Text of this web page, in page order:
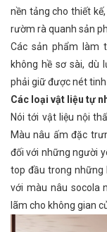
nền tảng cho thiết
rườm rà quanh sản
Các sản phẩm làm
không hề sơ sài, dù
phải giữ được nét tinh
Các loại vật liệu tự
Nói tới vật liệu nội
Màu nâu ấm đặc
đối với những người
top đầu trong những
với màu nâu socola
lãm cho không gian